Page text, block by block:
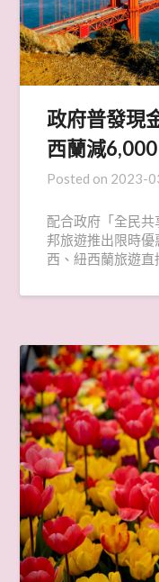
政府普發現
西蘭減
Posted on 2023-
配合政府「全民
邦旅遊推出限時
西、紐西蘭旅遊